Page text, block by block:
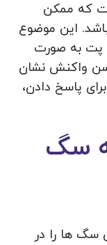
که ممکن
این موضوع
پت به صورت
واکنش نشان
پاسخ دادن،
سگ
این تزریق سگ ها را در